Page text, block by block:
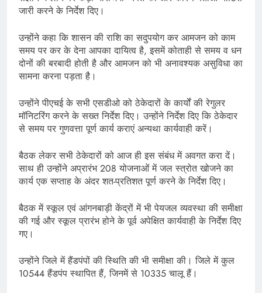
जारी करने के निर्देश दिए।
उन्होंने कहा कि शासन की राशि का सदुपयोग कर आमजन को काम
समय पर कर के देना आपका दायित्व है, इसमें कोताही से समय व धन
दोनों की बरबादी होती है और आमजन को भी अनावश्यक असुविधा का
सामना करना पड़ता है।
उन्होंने पीएचई के सभी एसडीओ को ठेकेदारों के कार्यों की रेगुलर
मॉनिटरिंग करने के सख्त निर्देश दिए। उन्होंने निर्देश दिए कि ठेकेदार
से समय पर गुणवत्ता पूर्ण कार्य कराएं अन्यथा कार्यवाही करें।
बैठक लेकर सभी ठेकेदारों को आज ही इस संबंध में अवगत करा दें।
साथ ही उन्होंने अप्रारंभ 208 योजनाओं में जल स्त्रोत खोजने का
कार्य एक सप्ताह के अंदर शत-प्रतिशत पूर्ण करने के निर्देश दिए।
बैठक में स्कूल एवं आंगनबाड़ी केंद्रों में भी पेयजल व्यवस्था की समीक्षा
की गई और स्कूल प्रारंभ होने के पूर्व अपेक्षित कार्यवाही के निर्देश दिए
गए।
उन्होंने जिले में हैंडपंपों की स्थिति की भी समीक्षा की। जिले में कुल
10544 हैंडपंप स्थापित हैं, जिनमें से 10335 चालू हैं।